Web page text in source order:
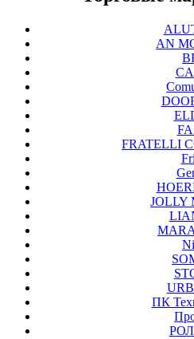
AN
FRATELLI
JOLLY
ПК